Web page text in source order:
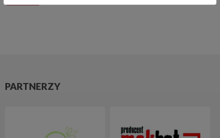
PARTNERZY